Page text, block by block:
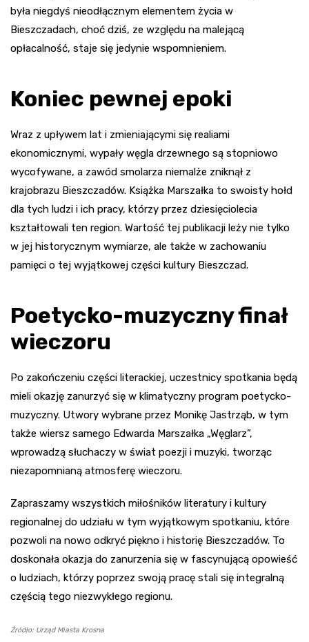
była niegdyś nieodłącznym elementem życia w
Bieszczadach, choć dziś, ze względu na malejącą
opłacalność, staje się jedynie wspomnieniem.
Koniec pewnej epoki
Wraz z upływem lat i zmieniającymi się realiami
ekonomicznymi, wypały węgla drzewnego są stopniowo
wycofywane, a zawód smolarza niemalże zniknął z
krajobrazu Bieszczadów. Książka Marszałka to swoisty hołd
dla tych ludzi i ich pracy, którzy przez dziesięciolecia
kształtowali ten region. Wartość tej publikacji leży nie tylko
w jej historycznym wymiarze, ale także w zachowaniu
pamięci o tej wyjątkowej części kultury Bieszczad.
Poetycko-muzyczny finał
wieczoru
Po zakończeniu części literackiej, uczestnicy spotkania będą
mieli okazję zanurzyć się w klimatyczny program poetycko-
muzyczny. Utwory wybrane przez Monikę Jastrząb, w tym
także wiersz samego Edwarda Marszałka „Węglarz”,
wprowadzą słuchaczy w świat poezji i muzyki, tworząc
niezapomnianą atmosferę wieczoru.
Zapraszamy wszystkich miłośników literatury i kultury
regionalnej do udziału w tym wyjątkowym spotkaniu, które
pozwoli na nowo odkryć piękno i historię Bieszczadów. To
doskonała okazja do zanurzenia się w fascynującą opowieść
o ludziach, którzy poprzez swoją pracę stali się integralną
częścią tego niezwykłego regionu.
Źródło: Urząd Miasta Krosna